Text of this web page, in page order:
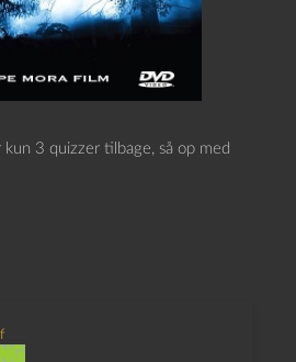
3 quizzer tilbage, så op med